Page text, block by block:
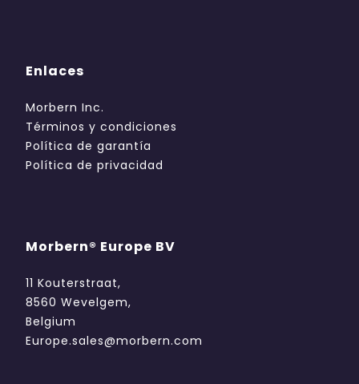
Enlaces
Morbern Inc.
Términos y condiciones
Política de garantía
Política de privacidad
Morbern® Europe BV
11 Kouterstraat,
8560 Wevelgem,
Belgium
Europe.sales@morbern.com